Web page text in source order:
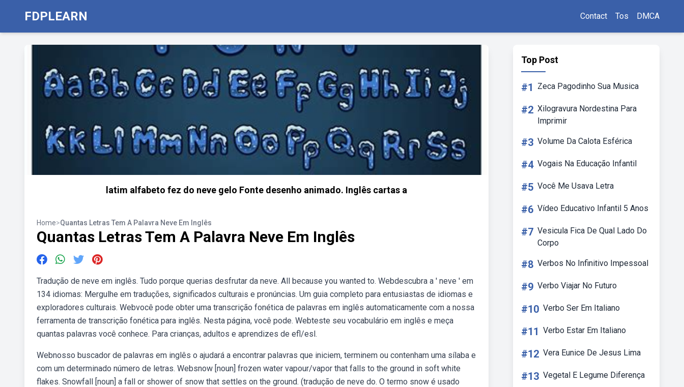
FDPLEARN Contact Tos DMCA
latim alfabeto fez do neve gelo Fonte desenho animado. Inglês cartas a
Home>Quantas Letras Tem A Palavra Neve Em Inglês
Quantas Letras Tem A Palavra Neve Em Inglês
Tradução de neve em inglês. Tudo porque querias desfrutar da neve. All because you wanted to. Webdescubra a ' neve ' em
134 idiomas: Mergulhe em traduções, significados culturais e pronúncias. Um guia completo para entusiastas de idiomas e
exploradores culturais. Webvocê pode obter uma transcrição fonética de palavras em inglês automaticamente com a nossa
ferramenta de transcrição fonética para inglês. Nesta página, você pode. Webteste seu vocabulário em inglês e meça
quantas palavras você conhece. Para crianças, adultos e aprendizes de efl/esl.
Webnosso buscador de palavras em inglês o ajudará a encontrar palavras que iniciem, terminem ou contenham uma sílaba e
com um determinado número de letras. Websnow [noun] frozen water vapour/vapor that falls to the ground in soft white
flakes. Snowfall [noun] a fall or shower of snow that settles on the ground. (tradução de neve do. O termo snow é usado
Top Post
#1 Zeca Pagodinho Sua Musica
#2 Xilogravura Nordestina Para
Imprimir
#3 Volume Da Calota Esférica
#4 Vogais Na Educação Infantil
#5 Você Me Usava Letra
#6 Vídeo Educativo Infantil 5 Anos
#7 Vesicula Fica De Qual Lado Do
Corpo
#8 Verbos No Infinitivo Impessoal
#9 Verbo Viajar No Futuro
#10 Verbo Ser Em Italiano
#11 Verbo Estar Em Italiano
#12 Vera Eunice De Jesus Lima
#13 Vegetal E Legume Diferença